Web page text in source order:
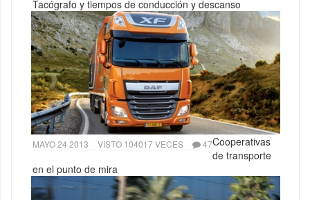
Tacógrafo y tiempos de conducción y descanso
MAYO 24 2013 VISTO 104017 VECES 47Cooperativas
de transporte
en el punto de mira